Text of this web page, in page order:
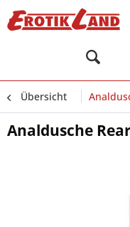
Übersicht
Analdusche